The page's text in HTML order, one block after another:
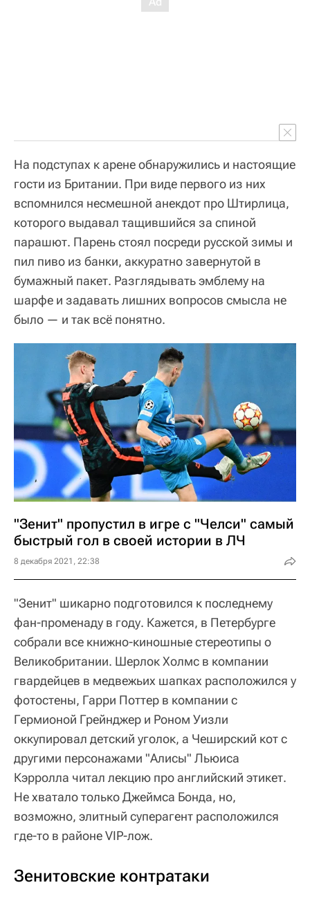
На подступах к арене обнаружились и настоящие
гости из Британии. При виде первого из них
вспомнился несмешной анекдот про Штирлица,
которого выдавал тащившийся за спиной
парашют. Парень стоял посреди русской зимы и
пил пиво из банки, аккуратно завернутой в
бумажный пакет. Разглядывать эмблему на
шарфе и задавать лишних вопросов смысла не
было — и так всё понятно.
"Зенит" пропустил в игре с "Челси" самый
быстрый гол в своей истории в ЛЧ
8 декабря 2021, 22:38
"Зенит" шикарно подготовился к последнему
фан-променаду в году. Кажется, в Петербурге
собрали все книжно-киношные стереотипы о
Великобритании. Шерлок Холмс в компании
гвардейцев в медвежьих шапках расположился у
фотостены, Гарри Поттер в компании с
Гермионой Грейнджер и Роном Уизли
оккупировал детский уголок, а Чеширский кот с
другими персонажами "Алисы" Льюиса
Кэрролла читал лекцию про английский этикет.
Не хватало только Джеймса Бонда, но,
возможно, элитный суперагент расположился
где-то в районе VIP-лож.
Зенитовские контратаки